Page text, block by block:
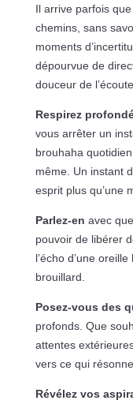
Il arrive parfois
chemins, sans
moments
dépourvue de
douceur de
Respirez
vous arrêter un
brouhaha
même. Un instant
esprit plus qu’une
Parlez-en avec
pouvoir de libérer
l’écho d’une
brouillard.
Posez-vous des
profonds. Que
attentes
vers ce qui
Révélez vos